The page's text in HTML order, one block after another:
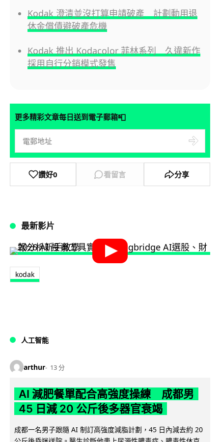
Kodak 澄清並沒打算申請破產 計劃動用退
休金償債避破產危機
Kodak 推出 Kodacolor 菲林系列 久違新作
採用自行分銷模式發售
更多精彩文章每日送到電子郵箱📮
讚好0 看留言 分享
最新影片
kodak
人工智能
arthur 13 分
AI 減肥餐單配合高強度操練 成都男
45 日減 20 公斤後多器官衰竭
成都一名男子跟隨 AI 制訂高強度減脂計劃，45 日內減去約 20